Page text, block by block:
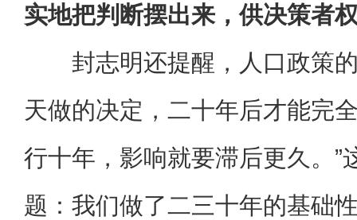
实地把判断摆出来，供决策者
封志明还提醒，人口政策
天做的决定，二十年后才能完
行十年，影响就要滞后更久。”
题：我们做了二三十年的基础